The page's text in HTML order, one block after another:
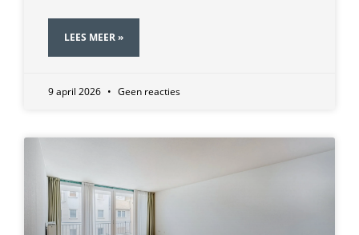
LEES MEER »
9 april 2026 Geen reacties